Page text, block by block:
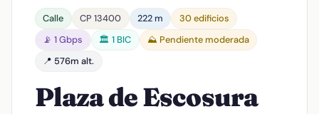
Calle CP 13400 222 m
30 edificios
📡 1 Gbps
🏛️ 1 BIC
⛰️ Pendiente moderada
📍 576m alt.
Plaza de Escosura